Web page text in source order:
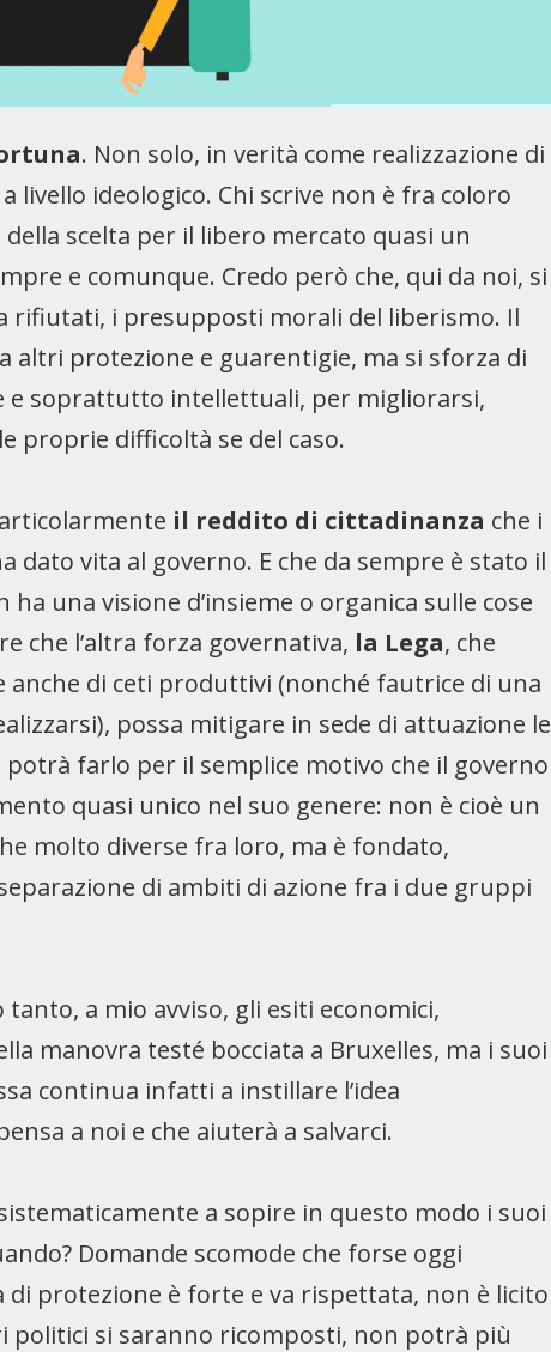
. Non solo, in verità come realizzazione di
ideologico. Chi scrive non è fra coloro
scelta per il libero mercato quasi un
e comunque. Credo però che, qui da noi, si
rifiutati, i presupposti morali del liberismo. Il
altri protezione e guarentigie, ma si sforza di
e soprattutto intellettuali, per migliorarsi,
proprie difficoltà se del caso.
il reddito di cittadinanza che i
dato vita al governo. E che da sempre è stato il
una visione d’insieme o organica sulle cose
che l’altra forza governativa, la Lega, che
anche di ceti produttivi (nonché fautrice di una
possa mitigare in sede di attuazione le
farlo per il semplice motivo che il governo
quasi unico nel suo genere: non è cioè un
molto diverse fra loro, ma è fondato,
di ambiti di azione fra i due gruppi
a mio avviso, gli esiti economici,
manovra testé bocciata a Bruxelles, ma i suoi
continua infatti a instillare l’idea
a noi e che aiuterà a salvarci.
a sopire in questo modo i suoi
Domande scomode che forse oggi
protezione è forte e va rispettata, non è licito
politici si saranno ricomposti, non potrà più